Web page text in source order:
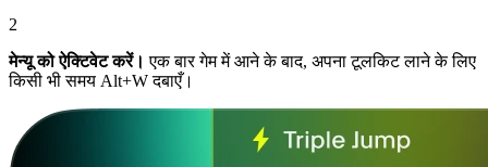
2
मेन्यू को ऐक्टिवेट करें। एक बार गेम में आने के बाद, अपना टूलकिट लाने के लिए
किसी भी समय Alt+W दबाएँ।